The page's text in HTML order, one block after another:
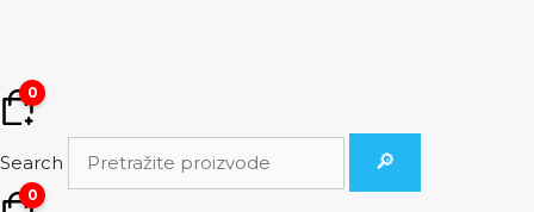
0
Search 🔎
0